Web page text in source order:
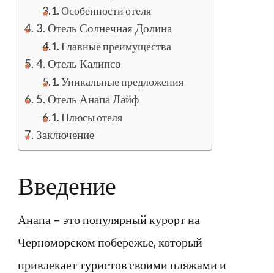
Особенности отеля
3. Отель Солнечная Долина
Главные преимущества
4. Отель Калипсо
Уникальные предложения
5. Отель Анапа Лайф
Плюсы отеля
Заключение
Введение
Анапа – это популярный курорт на
Черноморском побережье, который
привлекает туристов своими пляжами и